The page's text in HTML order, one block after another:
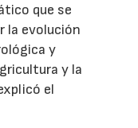
que se
la evolución
y
y la
el